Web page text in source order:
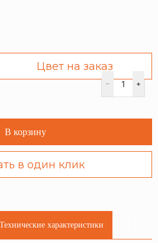
Цвет на заказ
В корзину
в один клик
Технические характеристики